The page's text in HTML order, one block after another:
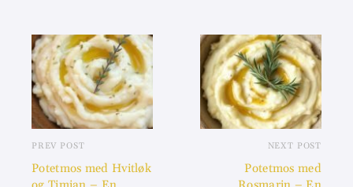
PREV POST
Potetmos med Hvitløk
NEXT POST
Potetmos med